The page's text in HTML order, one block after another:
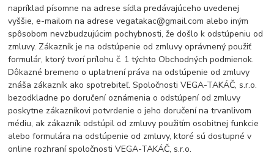
napríklad písomne na adrese sídla predávajúceho uvedenej
vyššie, e-mailom na adrese vegatakac@gmail.com alebo iným
spôsobom nevzbudzujúcim pochybnosti, že došlo k odstúpeniu od
zmluvy. Zákazník je na odstúpenie od zmluvy oprávnený použiť
formulár, ktorý tvorí prílohu č. 1 týchto Obchodných podmienok.
Dôkazné bremeno o uplatnení práva na odstúpenie od zmluvy
znáša zákazník ako spotrebiteľ. Spoločnosti VEGA-TAKÁČ, s.r.o.
bezodkladne po doručení oznámenia o odstúpení od zmluvy
poskytne zákazníkovi potvrdenie o jeho doručení na trvanlivom
médiu, ak zákazník odstúpil od zmluvy použitím osobitnej funkcie
alebo formulára na odstúpenie od zmluvy, ktoré sú dostupné v
online rozhraní spoločnosti VEGA-TAKÁČ, s.r.o.